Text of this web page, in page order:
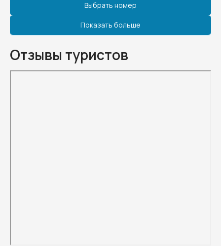
Выбрать номер
Показать больше
Отзывы туристов